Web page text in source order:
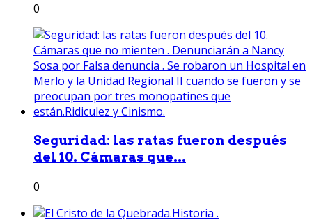
0
Seguridad: las ratas fueron después
del 10. Cámaras que...
0